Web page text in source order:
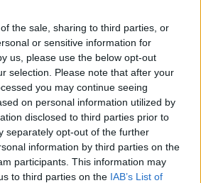
the sale, sharing to third parties, or
or sensitive information for
us, please use the below opt-out
selection. Please note that after your
you may continue seeing
on personal information utilized by
disclosed to third parties prior to
separately opt-out of the further
information by third parties on the
participants. This information may
to third parties on the IAB’s List of
επικρατεί στο σχολείο μας.
οι κατηγορίες περί
με στόχο αυτά που
διαμαρτυρόμενοι
καμία σχέση με την
πλήττουν την λειτουργία
τις υπολείψεις των ανθρώπων